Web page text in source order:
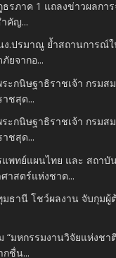
ธรภาค 1 แถลงข่าวผลกา
คัญ...
ง.ปรมาณู ย้ำสถานการณ์
ยจากอ...
ะกนิษฐาธิราชเจ้า กรมส
ชสุด...
ะกนิษฐาธิราชเจ้า กรมส
ชสุด...
แพทย์แผนไทย และ สถาบั
าสตร์แห่งชาต...
มธานี โชว์ผลงาน จับกุม
“มหกรรมงานวิจัยแห่งชา
ชื่น...